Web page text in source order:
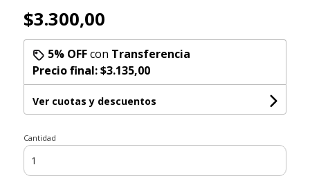
$3.300,00
5% OFFcon Transferencia
Precio final:$3.135,00
Ver cuotas y descuentos
Cantidad